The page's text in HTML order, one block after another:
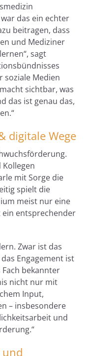
das ein echter
beitragen, dass
und Mediziner
sagt
soziale Medien
sichtbar, was
das ist genau das,
digitale Wege
Kollegen
mit Sorge die
spielt die
meist nur eine
entsprechender
Zwar ist das
Engagement ist
bekannter
nicht nur mit
Input,
– insbesondere
und
und